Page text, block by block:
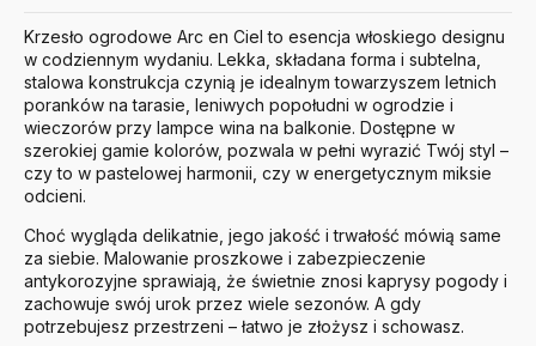
Krzesło ogrodowe Arc en Ciel to esencja włoskiego designu
w codziennym wydaniu. Lekka, składana forma i subtelna,
stalowa konstrukcja czynią je idealnym towarzyszem letnich
poranków na tarasie, leniwych popołudni w ogrodzie i
wieczorów przy lampce wina na balkonie. Dostępne w
szerokiej gamie kolorów, pozwala w pełni wyrazić Twój styl –
czy to w pastelowej harmonii, czy w energetycznym miksie
odcieni.
Choć wygląda delikatnie, jego jakość i trwałość mówią same
za siebie. Malowanie proszkowe i zabezpieczenie
antykorozyjne sprawiają, że świetnie znosi kaprysy pogody i
zachowuje swój urok przez wiele sezonów. A gdy
potrzebujesz przestrzeni – łatwo je złożysz i schowasz.